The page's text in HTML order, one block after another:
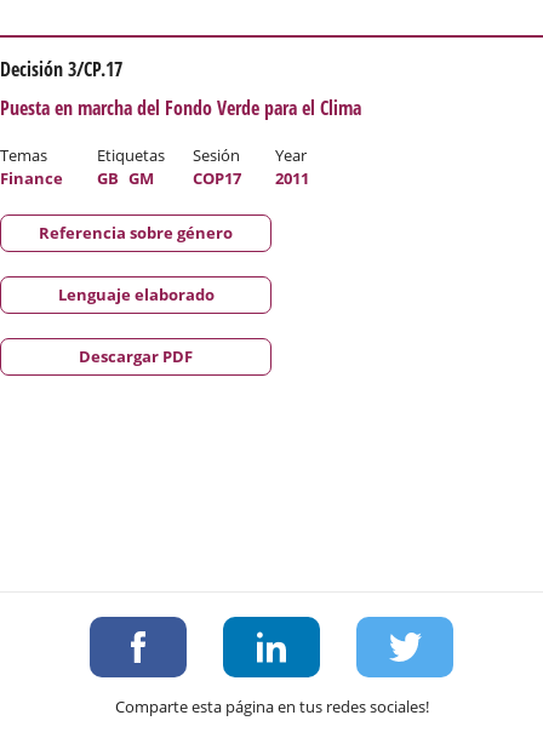
Decisión 3/CP.17
Puesta en marcha del Fondo Verde para el Clima
Temas
Finance
Etiquetas
GB GM
Sesión
COP17
Year
2011
Referencia sobre género
Lenguaje elaborado
Descargar PDF
Comparte esta página en tus redes sociales!